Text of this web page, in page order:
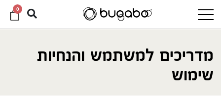
0
מדריכים למשתמש והנחיות
שימוש